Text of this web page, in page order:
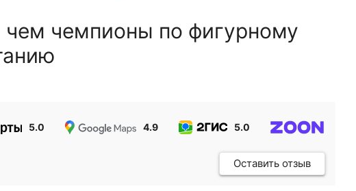
чемпионы по фигурному
5.0 4.9 5.0
Оставить отзыв